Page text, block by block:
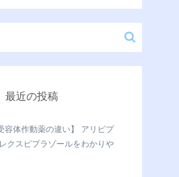
最近の投稿
容体作動薬の違い】 アリピプ
クスピプラゾールをわかりや